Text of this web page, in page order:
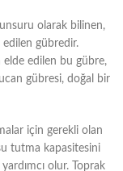
olarak bilinen,
edilen gübredir.
edilen bu gübre,
gübresi, doğal bir
için gerekli olan
tutma kapasitesini
olur. Toprak